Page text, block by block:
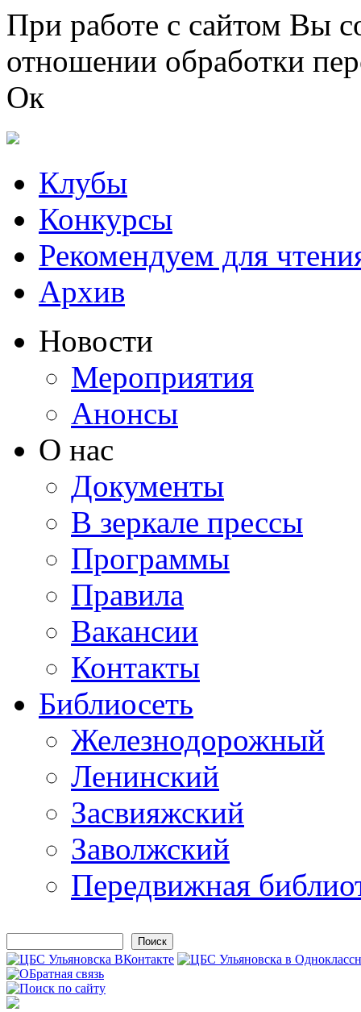
Перейти к основному содержанию
При работе с сайтом Вы
отношении обработки
Ок
Клубы
Конкурсы
Рекомендуем для
Архив
Новости
Мероприятия
Анонсы
О нас
Документы
В зеркале прессы
Программы
Правила
Вакансии
Контакты
Библиосеть
Железнодорожный
Ленинский
Засвияжский
Заволжский
Передвижная
Форма поиска